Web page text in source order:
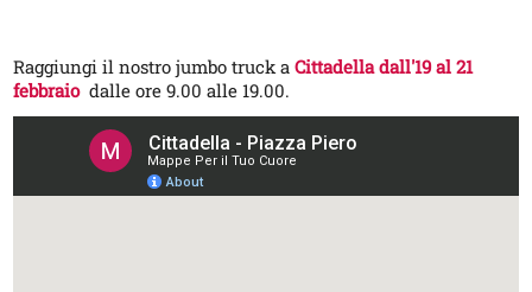
Raggiungi il nostro jumbo truck aCittadella dall'19 al 21
febbraio dalle ore 9.00 alle 19.00.